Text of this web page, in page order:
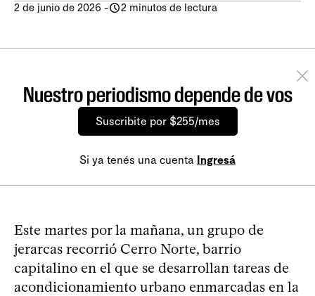
2 de junio de 2026 - 2 minutos de lectura
Nuestro periodismo depende de vos
Suscribite por $255/mes
Si ya tenés una cuenta Ingresá
Este martes por la mañana, un grupo de
jerarcas recorrió Cerro Norte, barrio
capitalino en el que se desarrollan tareas de
acondicionamiento urbano enmarcadas en la